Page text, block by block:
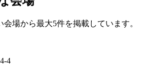
場から最大5件を掲載しています。
4